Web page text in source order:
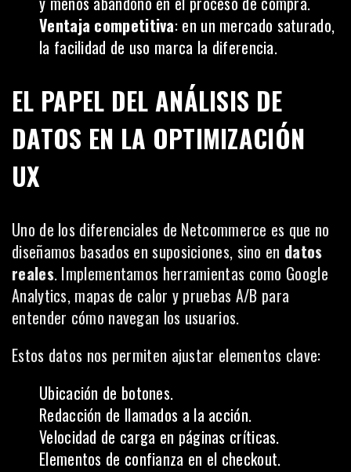
Ventaja competitiva: en un mercado saturado,
la facilidad de uso marca la diferencia.
EL PAPEL DEL ANÁLISIS DE
DATOS EN LA OPTIMIZACIÓN
UX
Uno de los diferenciales de Netcommerce es que no
diseñamos basados en suposiciones, sino en datos
reales. Implementamos herramientas como Google
Analytics, mapas de calor y pruebas A/B para
entender cómo navegan los usuarios.
Estos datos nos permiten ajustar elementos clave:
Ubicación de botones.
Redacción de llamados a la acción.
Velocidad de carga en páginas críticas.
Elementos de confianza en el checkout.